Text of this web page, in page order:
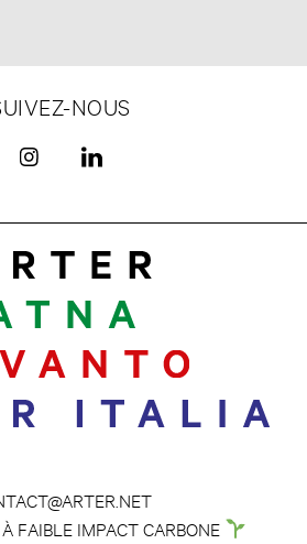
NOUS
FAIBLE IMPACT CARBONE